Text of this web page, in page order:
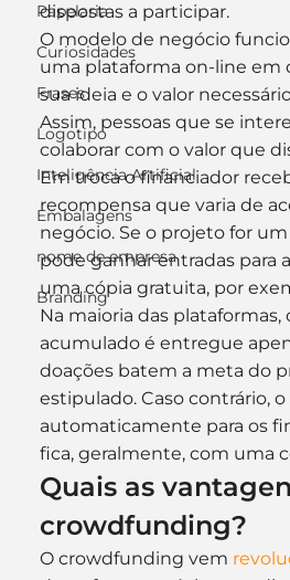
Papelaria
Curiosidades
Frases
Logotipo
Inteligência Artificial
Embalagens
nome de empresa
Branding
dispostas a participar.
O modelo de negócio
uma plataforma on-line em
sua ideia e o valor
Assim, pessoas que se
colaborar com o valor que
Em troca o financiador
recompensa que varia de
negócio. Se o projeto for
pode ganhar entradas para
uma cópia gratuita, por
Na maioria das
acumulado é entregue
doações batem a meta do
estipulado. Caso contrário,
automaticamente para os
fica, geralmente, com uma
Quais as
crowdfunding?
O crowdfunding vem